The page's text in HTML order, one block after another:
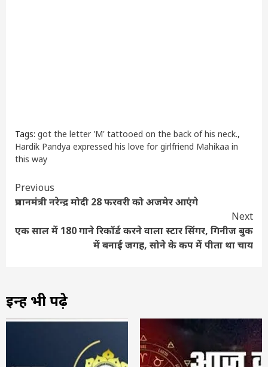
Tags: got the letter 'M' tattooed on the back of his neck.,
Hardik Pandya expressed his love for girlfriend Mahikaa in
this way
Continue
Reading
Previous
प्रधानमंत्री नरेन्द्र मोदी 28 फरवरी को अजमेर आएंगे
Next
एक साल में 180 गाने रिकॉर्ड करने वाला स्टार सिंगर, गिनीज बुक
में बनाई जगह, सोने के कप में पीता था चाय
इन्हें भी पढ़े